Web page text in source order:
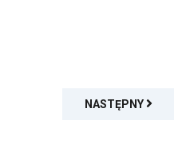
NASTĘPNY